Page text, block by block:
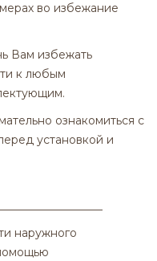
во избежание
Вам избежать
к любым
ознакомиться с
установкой и
наружного